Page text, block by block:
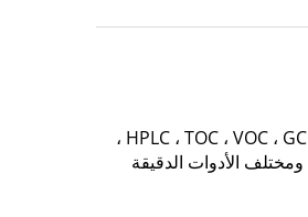
حساسية عالية ICP / MS ، PCR ، تحليل مستوى ppt ، تحليل النظائر ، البيولوجيا الجزيئية ، علوم الحياة ، ثقافة الخلية ، التلقيح الاصطناعي ، HPLC ، TOC ، VOC ، GC / MSAnalysis ،
الأدوات الدقيقة